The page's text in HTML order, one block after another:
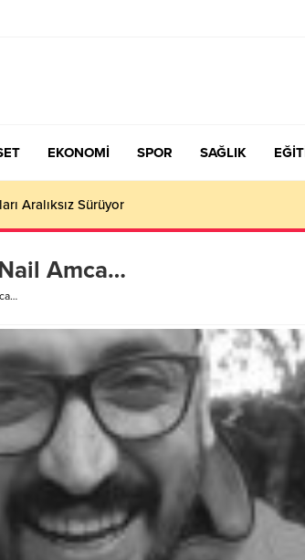
EKONOMİ SPOR SAĞLIK
Tercih ve Yerleştirme Kılavuzu yayımlandı –
Amca…